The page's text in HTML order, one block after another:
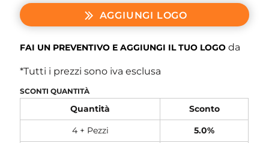
AGGIUNGI LOGO
FAI UN PREVENTIVO E AGGIUNGI IL TUO LOGO da
*Tutti i prezzi sono iva esclusa
SCONTI QUANTITÀ
Quantità
Sconto
4 + Pezzi
5.0%